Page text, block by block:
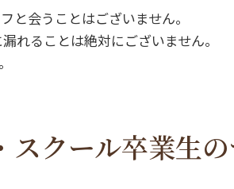
と会うことはございません。
れることは絶対にございません。
スクール卒業生